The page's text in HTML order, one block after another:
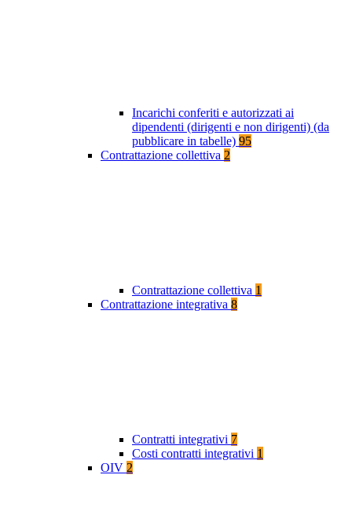
Incarichi conferiti e autorizzati ai
dipendenti (dirigenti e non dirigenti) (da
pubblicare in tabelle) 95
Contrattazione collettiva 2
Contrattazione collettiva 1
Contrattazione integrativa 8
Contratti integrativi 7
Costi contratti integrativi 1
OIV 2